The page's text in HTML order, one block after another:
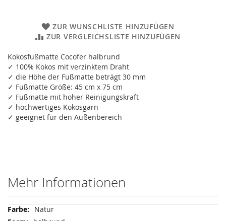
ZUR WUNSCHLISTE HINZUFÜGEN
ZUR VERGLEICHSLISTE HINZUFÜGEN
Kokosfußmatte Cocofer halbrund
✓ 100% Kokos mit verzinktem Draht
✓ die Höhe der Fußmatte beträgt 30 mm
✓ Fußmatte Größe: 45 cm x 75 cm
✓ Fußmatte mit hoher Reinigungskraft
✓ hochwertiges Kokosgarn
✓ geeignet für den Außenbereich
Mehr Informationen
Mehr
Informationen
Natur